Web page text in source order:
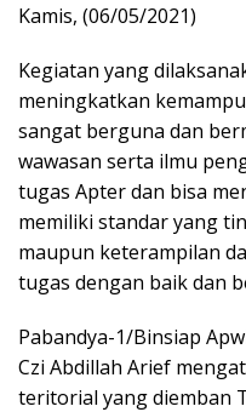
Kamis, (06/05/2021)
Kegiatan yang
meningkatkan
sangat berguna dan
wawasan serta ilmu
tugas Apter dan bisa
memiliki standar yang
maupun keterampilan
tugas dengan baik dan
Pabandya-1/Binsiap
Czi Abdillah Arief
teritorial yang diemban